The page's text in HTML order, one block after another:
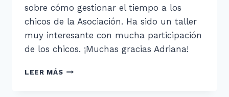
sobre cómo gestionar el tiempo a los
chicos de la Asociación. Ha sido un taller
muy interesante con mucha participación
de los chicos. ¡Muchas gracias Adriana!
LEER MÁSAPRENDIENDO